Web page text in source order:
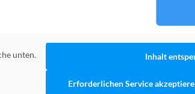
unten.
Inhalt
Erforderlichen Service